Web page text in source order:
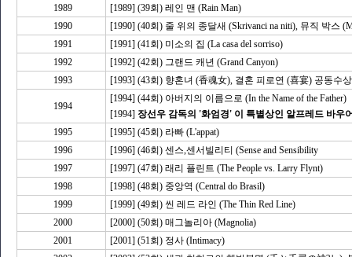
1989
[1989] (39회) 레인 맨 (Rain Man)
1990
[1990] (40회) 줄 위의 종달새 (Skrivanci na niti), 뮤직 박스
1991
[1991] (41회) 미소의 집 (La casa del sorriso)
1992
[1992] (42회) 그랜드 캐년 (Grand Canyon)
1993
[1993] (43회) 향혼녀 (香魂女), 결혼 피로연 (喜宴) 공동수상
1994
[1994] (44회) 아버지의 이름으로 (In the Name of the Father)
[1994] 장선우 감독의 '화엄경' 이 특별상인 알프레드 바우
1995
[1995] (45회) 라빠 (L'appat)
1996
[1996] (46회) 센스,센서빌리티 (Sense and Sensibility
1997
[1997] (47회) 래리 플린트 (The People vs. Larry Flynt)
1998
[1998] (48회) 중앙역 (Central do Brasil)
1999
[1999] (49회) 씬 레드 라인 (The Thin Red Line)
2000
[2000] (50회) 매그놀리아 (Magnolia)
2001
[2001] (51회) 정사 (Intimacy)